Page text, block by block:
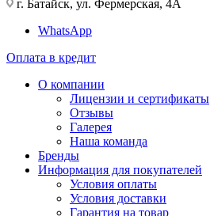
г. Батайск, ул. Фермерская, 4А
WhatsApp
Оплата в кредит
О компании
Лицензии и сертификаты
Отзывы
Галерея
Наша команда
Бренды
Информация для покупателей
Условия оплаты
Условия доставки
Гарантия на товар